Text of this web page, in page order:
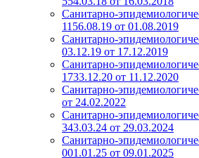
Санитарно-
1156.08.19 от 01.08.2019
Санитарно-
03.12.19 от 17.12.2019
Санитарно-
1733.12.20 от 11.12.2020
Санитарно-
от 24.02.2022
Санитарно-
343.03.24 от 29.03.2024
Санитарно-
001.01.25 от 09.01.2025